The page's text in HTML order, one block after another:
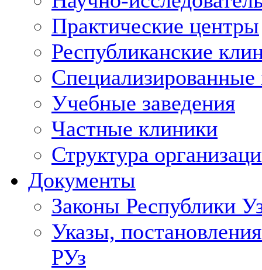
Практические центры
Республиканские
Учебные заведения
Частные клиники
Структура
Документы
Законы Республики
Указы,
РУз